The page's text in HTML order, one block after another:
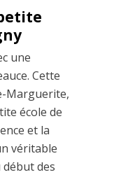
une
Cette
Marguerite,
école de
et la
véritable
début des